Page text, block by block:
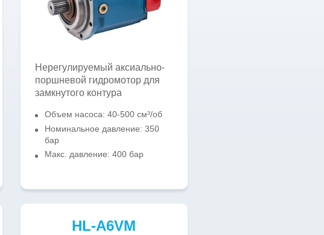
Нерегулируемый аксиально-
поршневой гидромотор для
замкнутого контура
Объем насоса: 40-500 см³/об
Номинальное давление: 350
бар
Макс. давление: 400 бар
HL-A6VM